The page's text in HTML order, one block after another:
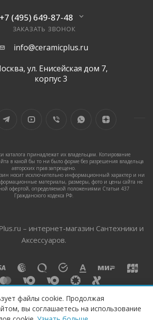
ПОД ЗАКАЗ
+7 (495) 649-87-48
ЗАКАЗАТЬ ЗВОНОК
info@ceramicplus.ru
ул. Енисейская дом 7,
корпус 3
каталога принадлежат их владельцам. Копирование
в какой бы то ни было форме без разрешения владельца
авторских прав запрещено.
носит исключительно информационный характер и ни
материалы, размеры, фото и цены сайта не
офертой, определяемой положениями Статьи 437
Гражданского кодекса РФ.
– интернет-магазин Сантехники и
Аксессуаров.
файлы cookie. Продолжая
вы соглашаетесь на использование